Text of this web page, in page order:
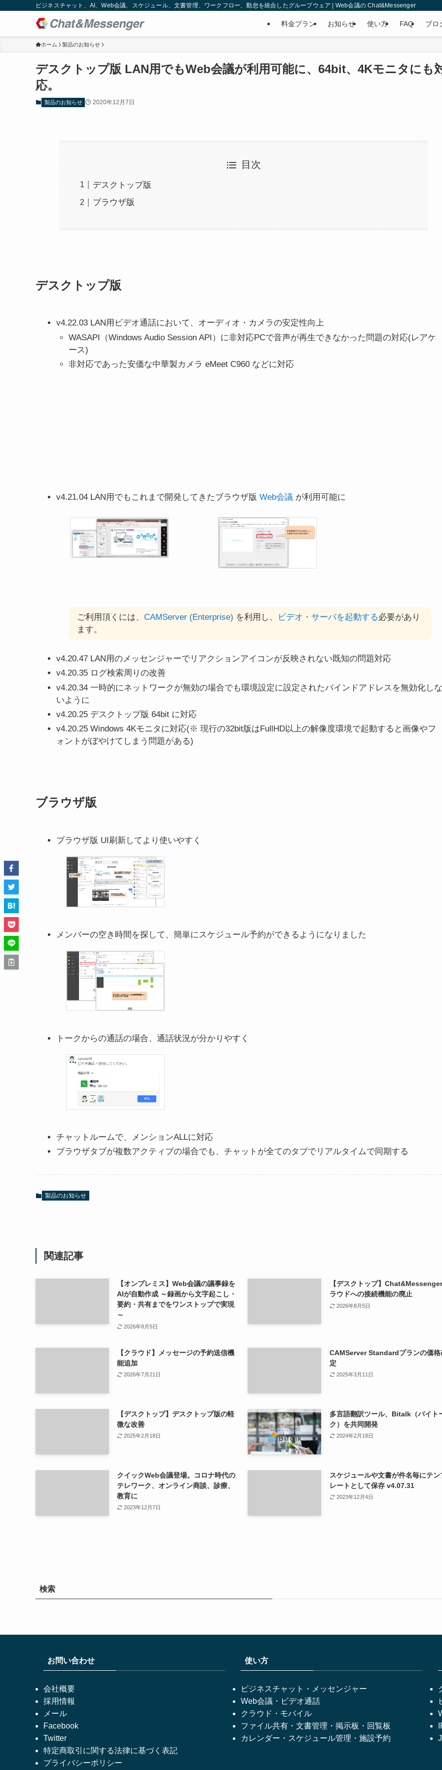
ビジネスチャット、AI、Web会議、スケジュール、文書管理、ワークフロー、勤怠を統合したグループウェア | Web会議の Chat&Messenger
料金プラン お知らせ 使い方 FAQ ブロ
ホーム 製品のお知らせ
デスクトップ版 LAN用でもWeb会議が利用可能に、64bit、4Kモニタにも
応。
製品のお知らせ 2020年12月7日
目次
デスクトップ版
ブラウザ版
デスクトップ版
v4.22.03 LAN用ビデオ通話において、オーディオ・カメラの安定性向上
WASAPI（Windows Audio Session API）に非対応PCで音声が再生できなかった問題の対応(レアケ
ース)
非対応であった安価な中華製カメラ eMeet C960 などに対応
v4.21.04 LAN用でもこれまで開発してきたブラウザ版 Web会議が利用可能に
ご利用頂くには、 CAMServer (Enterprise) を利用し、 ビデオ・サーバを起動する必要があり
ます。
v4.20.47 LAN用のメッセンジャーでリアクションアイコンが反映されない既知の問題対応
v4.20.35 ログ検索周りの改善
v4.20.34 一時的にネットワークが無効の場合でも環境設定に設定されたバインドアドレスを無効化しな
いように
v4.20.25 デスクトップ版 64bit に対応
v4.20.25 Windows 4Kモニタに対応(※ 現行の32bit版はFullHD以上の解像度環境で起動すると画像やフ
ォントがぼやけてしまう問題がある)
ブラウザ版
ブラウザ版 UI刷新してより使いやすく
メンバーの空き時間を探して、簡単にスケジュール予約ができるようになりました
トークからの通話の場合、通話状況が分かりやすく
チャットルームで、メンションALLに対応
ブラウザタブが複数アクティブの場合でも、チャットが全てのタブでリアルタイムで同期する
製品のお知らせ
関連記事
【オンプレミス】Web会議の議事録を
AIが自動作成 ～録画から文字起こし・
要約・共有までをワンストップで実現
～
2026年8月5日
【デスクトップ】
ラウドへの接続機能の廃止
2026年8月5日
【クラウド】メッセージの予約送信機
能追加
2026年7月21日
CAMServer Standardプランの価格
定
2025年3月11日
【デスクトップ】デスクトップ版の軽
微な改善
2025年2月18日
多言語翻訳ツール、Bitalk（バイト
ク）を共同開発
2024年2月18日
クイックWeb会議登場。コロナ時代の
テレワーク、オンライン商談、診療、
教育に
2023年12月7日
スケジュールや文書が件名毎にテン
レートとして保存 v4.07.31
2023年12月4日
検索
お問い合わせ
会社概要
採用情報
メール
Facebook
Twitter
特定商取引に関する法律に基づく表記
プライバシーポリシー
使い方
ビジネスチャット・メッセンジャー
Web会議・ビデオ通話
クラウド・モバイル
ファイル共有・文書管理・掲示板・回覧板
カレンダー・スケジュール管理・施設予約